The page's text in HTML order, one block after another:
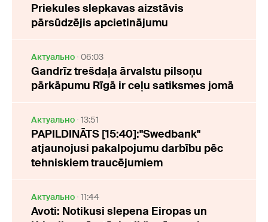
Priekules slepkavas aizstāvis
pārsūdzējis apcietinājumu
Актуально 06:03
Gandrīz trešdaļa ārvalstu pilsoņu
pārkāpumu Rīgā ir ceļu satiksmes jomā
Актуально 13:51
PAPILDINĀTS [15:40]:"Swedbank"
atjaunojusi pakalpojumu darbību pēc
tehniskiem traucējumiem
Актуально 11:44
Avoti: Notikusi slepena Eiropas un